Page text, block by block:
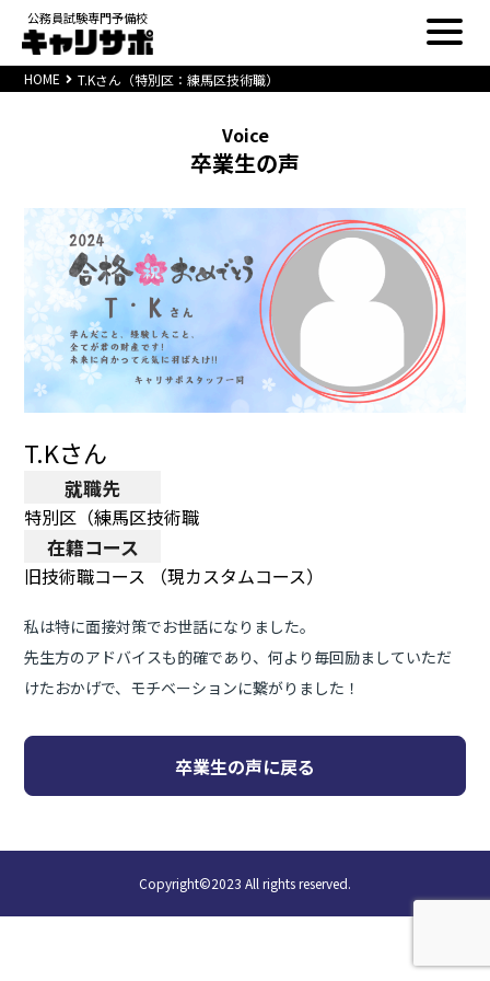
公務員試験専門予備校
HOME T.Kさん（特別区：練馬区技術職）
Voice
卒業生の声
T.Kさん
就職先
特別区（練馬区技術職
在籍コース
旧技術職コース （現カスタムコース）
私は特に面接対策でお世話になりました。
先生方のアドバイスも的確であり、何より毎回励ましていただ
けたおかげで、モチベーションに繋がりました！
卒業生の声に戻る
Copyright©2023 All rights reserved.